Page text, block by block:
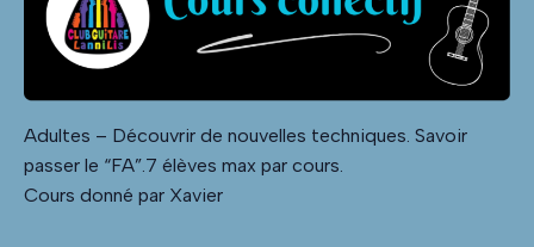
Adultes – Découvrir de nouvelles techniques. Savoir
passer le “FA”.7 élèves max par cours.
Cours donné par Xavier